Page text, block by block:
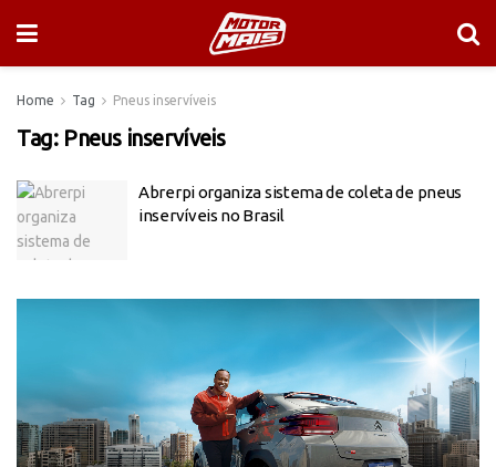
Home Tag Pneus inservíveis
Tag: Pneus inservíveis
Abrerpi organiza sistema de coleta de pneus
inservíveis no Brasil